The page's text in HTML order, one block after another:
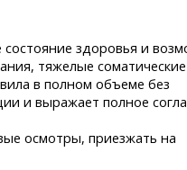
здоровья и
тяжелые соматические
в полном объеме без
и выражает полное
осмотры, приезжать на